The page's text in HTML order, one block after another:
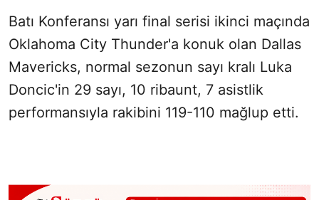
Batı Konferansı yarı final serisi ikinci maçında
Oklahoma City Thunder'a konuk olan Dallas
Mavericks, normal sezonun sayı kralı Luka
Doncic'in 29 sayı, 10 ribaunt, 7 asistlik
performansıyla rakibini 119-110 mağlup etti.